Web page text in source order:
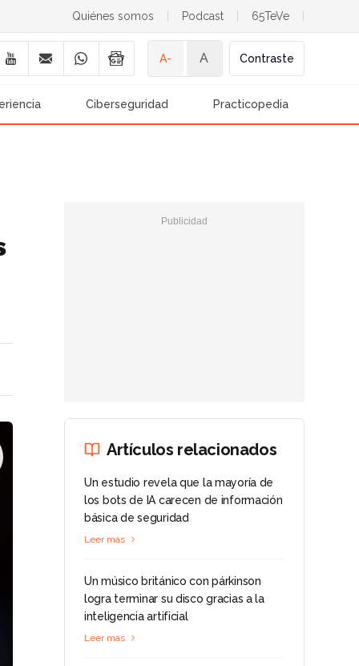
Quiénes somos Podcast 65TeVe
A- A Contraste
Ciberseguridad Practicopedia
Artículos relacionados
Un estudio revela que la mayoría de
los bots de IA carecen de información
básica de seguridad
Leer más
Un músico británico con párkinson
logra terminar su disco gracias a la
inteligencia artificial
Leer más